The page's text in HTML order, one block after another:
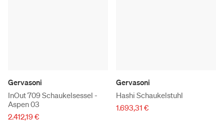
Gervasoni
InOut 709 Schaukelsessel -
Aspen 03
2.412,19 €
Gervasoni
Hashi Schaukelstuhl
1.693,31 €